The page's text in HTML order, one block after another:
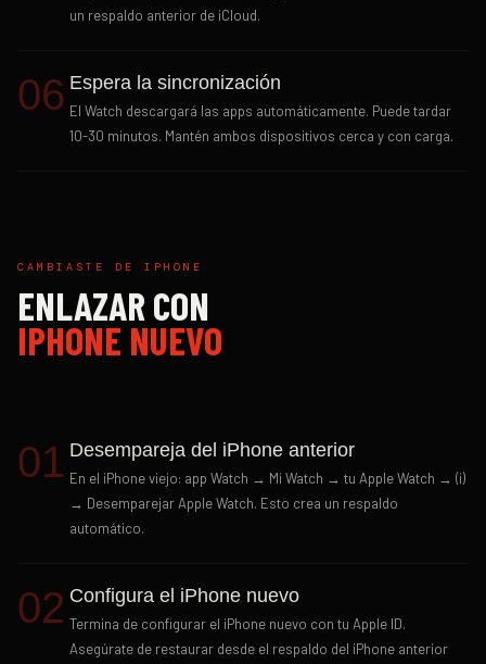
un respaldo anterior de iCloud.
06 Espera la sincronización
El Watch descargará las apps automáticamente. Puede tardar
10-30 minutos. Mantén ambos dispositivos cerca y con carga.
CAMBIASTE DE IPHONE
ENLAZAR CON
IPHONE NUEVO
01 Desempareja del iPhone anterior
En el iPhone viejo: app Watch → Mi Watch → tu Apple Watch → (i)
→ Desemparejar Apple Watch. Esto crea un respaldo
automático.
02 Configura el iPhone nuevo
Termina de configurar el iPhone nuevo con tu Apple ID.
Asegúrate de restaurar desde el respaldo del iPhone anterior